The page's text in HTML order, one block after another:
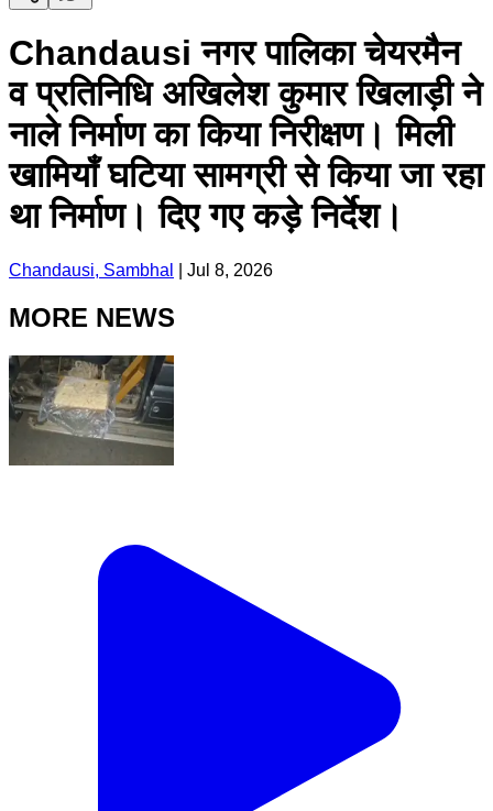
Chandausi नगर पालिका चेयरमैन
व प्रतिनिधि अखिलेश कुमार खिलाड़ी ने
नाले निर्माण का किया निरीक्षण। मिली
खामियाँ घटिया सामग्री से किया जा रहा
था निर्माण। दिए गए कड़े निर्देश।
Chandausi, Sambhal Jul 8, 2026
MORE NEWS